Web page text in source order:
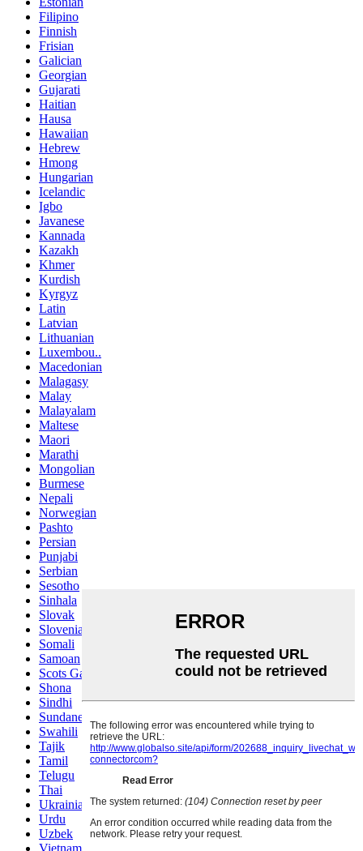
Filipino
Finnish
Frisian
Galician
Georgian
Gujarati
Haitian
Hausa
Hawaiian
Hebrew
Hmong
Hungarian
Icelandic
Igbo
Javanese
Kannada
Kazakh
Khmer
Kurdish
Kyrgyz
Latin
Latvian
Lithuanian
Luxembou..
Macedonian
Malagasy
Malay
Malayalam
Maltese
Maori
Marathi
Mongolian
Burmese
Nepali
Norwegian
Pashto
Persian
Punjabi
Serbian
Sesotho
Sinhala
Slovak
Slovenian
Somali
Samoan
Scots Gaelic
Shona
Sindhi
Sundanese
Swahili
Tajik
Tamil
Telugu
Thai
Ukrainian
Urdu
Uzbek